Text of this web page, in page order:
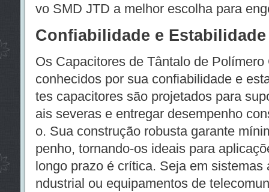
vo SMD JTD a melhor escolha para
Confiabilidade e
Os Capacitores de Tântalo de
conhecidos por sua confiabilidade e
tes capacitores são projetados para
ais severas e entregar desempenho
o. Sua construção robusta garante
penho, tornando-os ideais para
longo prazo é crítica. Seja em sistemas
ndustrial ou equipamentos de